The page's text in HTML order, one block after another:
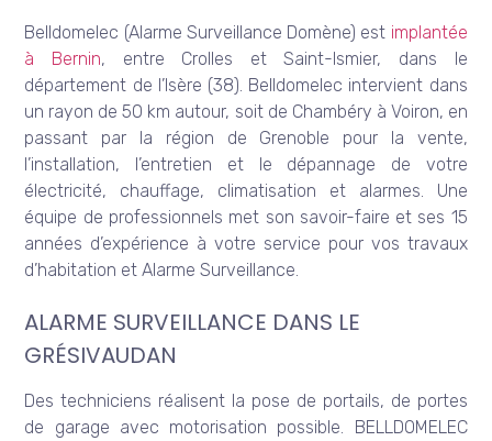
Belldomelec (Alarme Surveillance Domène) est implantée
à Bernin, entre Crolles et Saint-Ismier, dans le
département de l’Isère (38). Belldomelec intervient dans
un rayon de 50 km autour, soit de Chambéry à Voiron, en
passant par la région de Grenoble pour la vente,
l’installation, l’entretien et le dépannage de votre
électricité, chauffage, climatisation et alarmes. Une
équipe de professionnels met son savoir-faire et ses 15
années d’expérience à votre service pour vos travaux
d’habitation et Alarme Surveillance.
ALARME SURVEILLANCE DANS LE
GRÉSIVAUDAN
Des techniciens réalisent la pose de portails, de portes
de garage avec motorisation possible. BELLDOMELEC